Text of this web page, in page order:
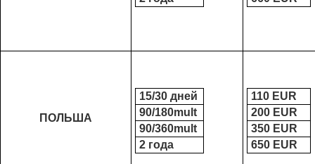
ПОЛЬША
15/30 дней
90/180mult
90/360mult
2 года
110 ЕUR
200 ЕUR
350 ЕUR
650 ЕUR